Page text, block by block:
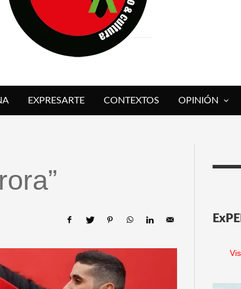
REINVENTAN [BITÁCORA 3.0] EN EXVITA
PRESENTA EN EXVITA [RELATIVA SENCILLEZ]
EN EXVITA INTERPRETANDO A SERRAT
EXPRESARTE CONTEXTOS OPINIÓN